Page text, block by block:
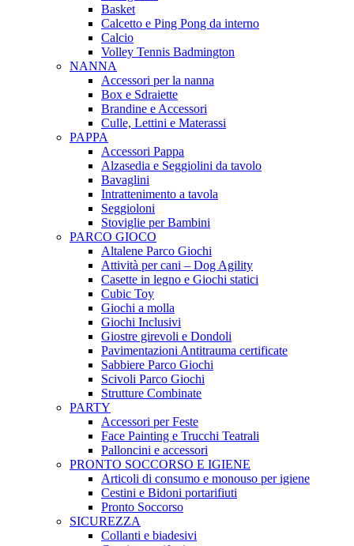
Basket
Calcetto e Ping Pong da interno
Calcio
Volley Tennis Badmington
NANNA
Accessori per la nanna
Box e Sdraiette
Brandine e Accessori
Culle, Lettini e Materassi
PAPPA
Accessori Pappa
Alzasedia e Seggiolini da tavolo
Bavaglini
Intrattenimento a tavola
Seggioloni
Stoviglie per Bambini
PARCO GIOCO
Altalene Parco Giochi
Attività per cani – Dog Agility
Casette in legno e Giochi statici
Cubic Toy
Giochi a molla
Giochi Inclusivi
Giostre girevoli e Dondoli
Pavimentazioni Antitrauma certificate
Sabbiere Parco Giochi
Scivoli Parco Giochi
Strutture Combinate
PARTY
Accessori per Feste
Face Painting e Trucchi Teatrali
Palloncini e accessori
PRONTO SOCCORSO E IGIENE
Articoli di consumo e monouso per igiene
Cestini e Bidoni portarifiuti
Pronto Soccorso
SICUREZZA
Collanti e biadesivi